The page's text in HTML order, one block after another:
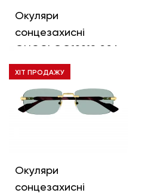
Окуляри
сонцезахисні
GUCCI GG1221S 004
56
22499,00UAH
ХІТ ПРОДАЖУ
Окуляри
сонцезахисні